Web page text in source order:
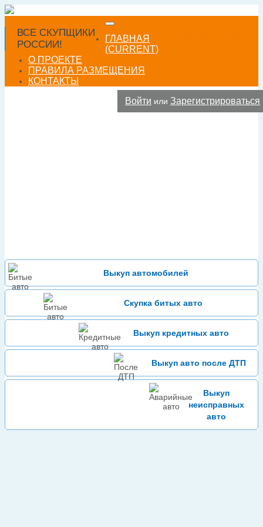
ВСЕ СКУПЩИКИ
РОССИИ!
ГЛАВНАЯ
(CURRENT)
О ПРОЕКТЕ
ПРАВИЛА РАЗМЕЩЕНИЯ
КОНТАКТЫ
Войти или Зарегистрироваться
Выкуп автомобилей
Скупка битых авто
Выкуп кредитных авто
Выкуп авто после ДТП
Выкуп
неисправных
авто